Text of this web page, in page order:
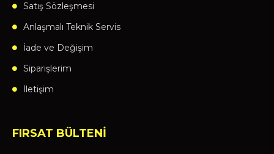
Satış Sözleşmesi
Anlaşmalı Teknik Servis
İade ve Değişim
Siparişlerim
İletişim
FIRSAT BÜLTENİ